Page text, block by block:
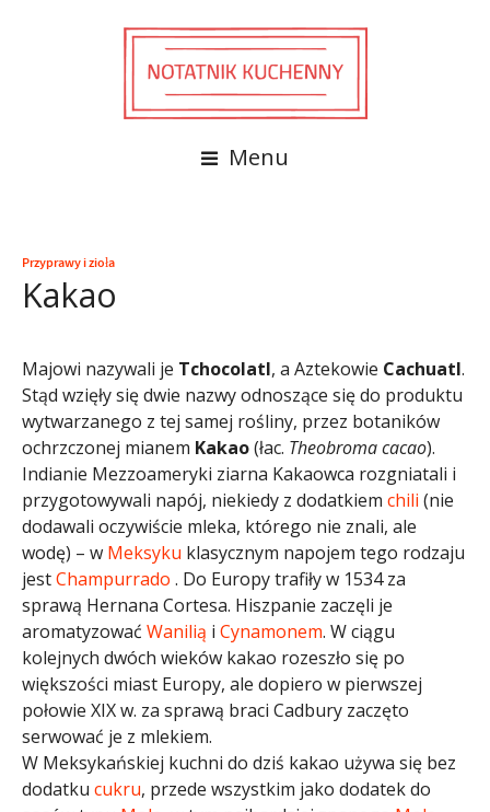
Menu
Przyprawy i zioła
Kakao
Majowi nazywali je Tchocolatl, a Aztekowie Cachuatl.
Stąd wzięły się dwie nazwy odnoszące się do produktu
wytwarzanego z tej samej rośliny, przez botaników
ochrzczonej mianem Kakao(łac. Theobroma cacao).
Indianie Mezzoameryki ziarna Kakaowca rozgniatali i
przygotowywali napój, niekiedy z dodatkiem chili (nie
dodawali oczywiście mleka, którego nie znali, ale
wodę) – w Meksyku klasycznym napojem tego rodzaju
jestChampurrado . Do Europy trafiły w 1534 za
sprawą Hernana Cortesa. Hiszpanie zaczęli je
aromatyzować Wanilią i Cynamonem. W ciągu
kolejnych dwóch wieków kakao rozeszło się po
większości miast Europy, ale dopiero w pierwszej
połowie XIX w. za sprawą braci Cadbury zaczęto
serwować je z mlekiem.
W Meksykańskiej kuchni do dziś kakao używa się bez
dodatku cukru, przede wszystkim jako dodatek do